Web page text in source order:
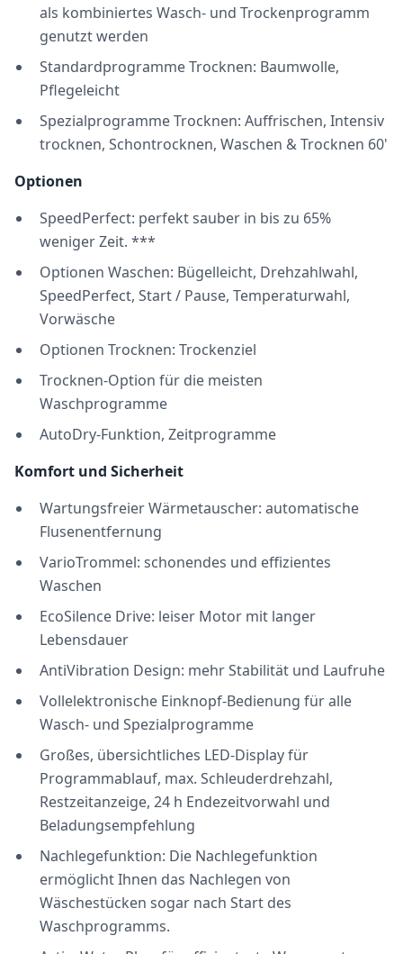
als kombiniertes Wasch- und Trockenprogramm
genutzt werden
Standardprogramme Trocknen: Baumwolle,
Pflegeleicht
Spezialprogramme Trocknen: Auffrischen, Intensiv
trocknen, Schontrocknen, Waschen & Trocknen 60'
Optionen
SpeedPerfect: perfekt sauber in bis zu 65%
weniger Zeit. ***
Optionen Waschen: Bügelleicht, Drehzahlwahl,
SpeedPerfect, Start / Pause, Temperaturwahl,
Vorwäsche
Optionen Trocknen: Trockenziel
Trocknen-Option für die meisten
Waschprogramme
AutoDry-Funktion, Zeitprogramme
Komfort und Sicherheit
Wartungsfreier Wärmetauscher: automatische
Flusenentfernung
VarioTrommel: schonendes und effizientes
Waschen
EcoSilence Drive: leiser Motor mit langer
Lebensdauer
AntiVibration Design: mehr Stabilität und Laufruhe
Vollelektronische Einknopf-Bedienung für alle
Wasch- und Spezialprogramme
Großes, übersichtliches LED-Display für
Programmablauf, max. Schleuderdrehzahl,
Restzeitanzeige, 24 h Endezeitvorwahl und
Beladungsempfehlung
Nachlegefunktion: Die Nachlegefunktion
ermöglicht Ihnen das Nachlegen von
Wäschestücken sogar nach Start des
Waschprogramms.